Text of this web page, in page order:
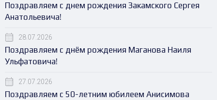
Поздравляем с днем рождения Закамского Сергея
Анатольевича!
28.07.2026
Поздравляем с днём рождения Маганова Наиля
Ульфатовича!
27.07.2026
Поздравляем с 50-летним юбилеем Анисимова